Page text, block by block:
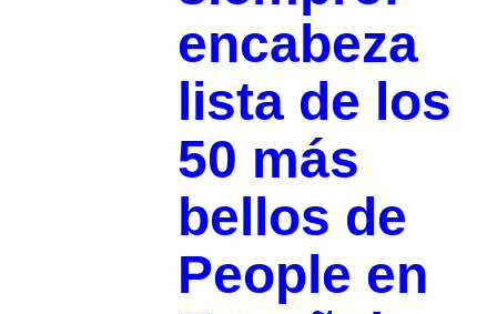
encabeza
lista de los
50 más
bellos de
People en